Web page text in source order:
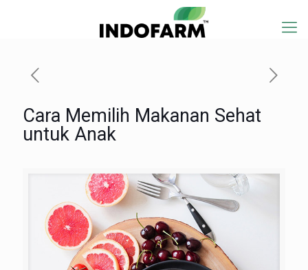
Cara Memilih Makanan Sehat
untuk Anak